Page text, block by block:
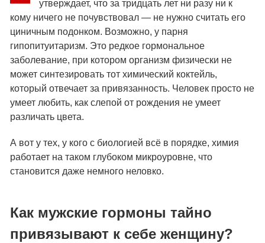
утверждает, что за тридцать лет ни разу ни к
кому ничего не почувствовал — не нужно считать его
циничным подонком. Возможно, у парня
гипопитуитаризм. Это редкое гормональное
заболевание, при котором организм физически не
может синтезировать тот химический коктейль,
который отвечает за привязанность. Человек просто не
умеет любить, как слепой от рождения не умеет
различать цвета.
А вот у тех, у кого с биологией всё в порядке, химия
работает на таком глубоком микроуровне, что
становится даже немного неловко.
Как мужские гормоны тайно
привязывают к себе женщину?